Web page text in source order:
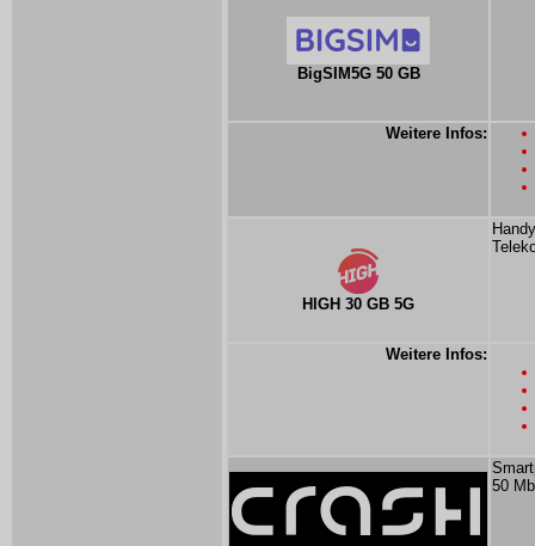
BigSIM5G 50 GB
Weitere Infos:
HIGH 30 GB 5G
Weitere Infos:
50